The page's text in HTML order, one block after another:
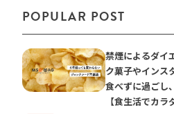
POPULAR POST
禁煙によるダイ
ク菓子やインス
食べずに過ごし
【食生活でカラ